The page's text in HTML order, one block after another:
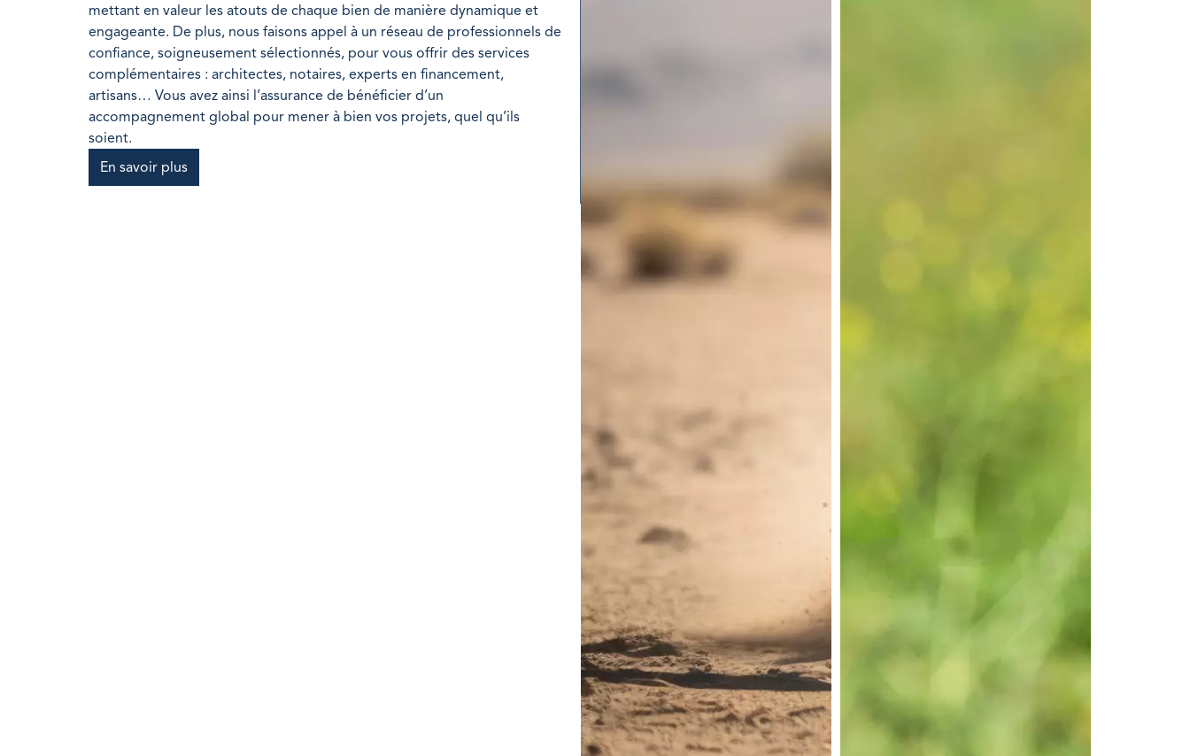
mettant en valeur les atouts de chaque bien de manière dynamique et
engageante. De plus, nous faisons appel à un réseau de professionnels de
confiance, soigneusement sélectionnés, pour vous offrir des services
complémentaires : architectes, notaires, experts en financement,
artisans… Vous avez ainsi l’assurance de bénéficier d’un
accompagnement global pour mener à bien vos projets, quel qu’ils
soient.
En savoir plus